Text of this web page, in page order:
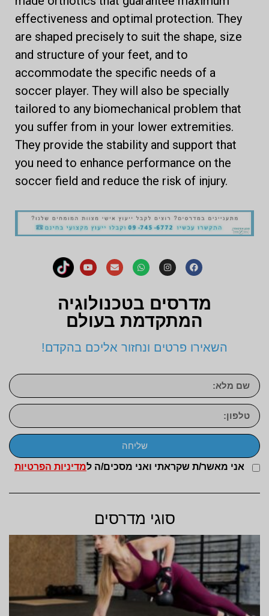
effectiveness and optimal protection. They
are shaped precisely to suit the shape, size
and structure of your feet, and to
accommodate the specific needs of a
soccer player. They will also be specially
tailored to any biomechanical problem that
you suffer from in your lower extremities.
They provide the stability and support that
you need to enhance performance on the
soccer field and reduce the risk of injury.
מדרסים בטכנולוגיה
המתקדמת בעולם
השאירו פרטים ונחזור אליכם בהקדם!
אני מאשר/ת שקראתי ואני מסכים/ה למדיניות הפרטיות
שליחה
סוגי מדרסים